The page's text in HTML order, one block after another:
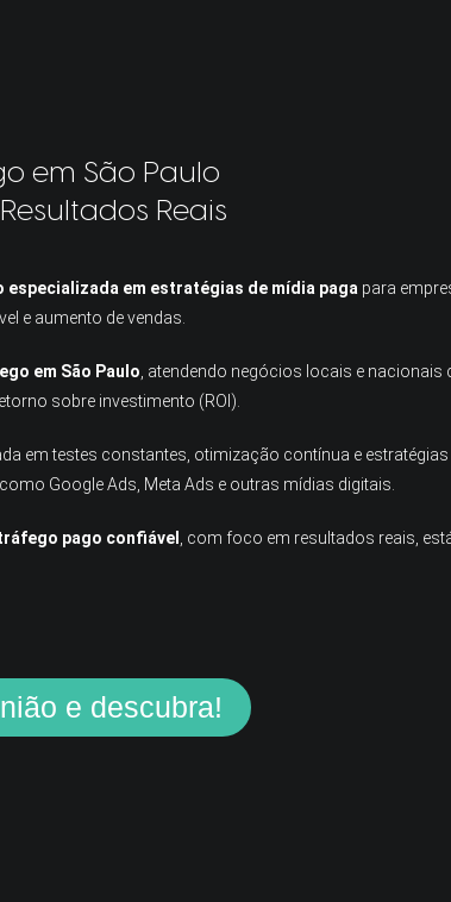
em São Paulo
Reais
especializada em estratégias de mídia paga para
e aumento de vendas.
em São Paulo , atendendo negócios locais e nacionais
sobre investimento (ROI).
em testes constantes, otimização contínua e estratégias
Google Ads, Meta Ads e outras mídias digitais.
pago confiável
, com foco em resultados reais,
e descubra!